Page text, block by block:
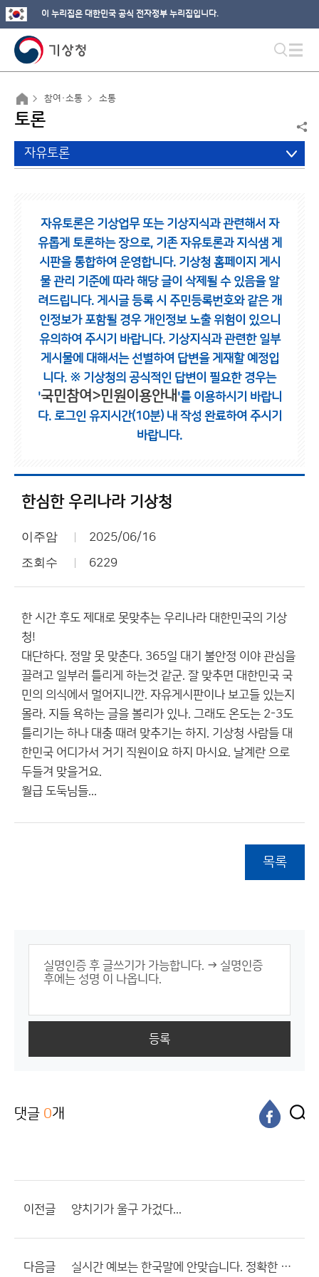
이 누리집은 대한민국 공식 전자정부 누리집입니다.
참여·소통 소통
토론
자유토론
자유토론은 기상업무 또는 기상지식과 관련해서 자
유롭게 토론하는 장으로, 기존 자유토론과 지식샘 게
시판을 통합하여 운영합니다. 기상청 홈페이지 게시
물 관리 기준에 따라 해당 글이 삭제될 수 있음을 알
려드립니다. 게시글 등록 시 주민등록번호와 같은 개
인정보가 포함될 경우 개인정보 노출 위험이 있으니
유의하여 주시기 바랍니다. 기상지식과 관련한 일부
게시물에 대해서는 선별하여 답변을 게재할 예정입
니다. ※ 기상청의 공식적인 답변이 필요한 경우는
'국민참여>민원이용안내 '를 이용하시기 바랍니
다. 로그인 유지시간(10분) 내 작성 완료하여 주시기
바랍니다.
한심한 우리나라 기상청
이주암 2025/06/16
조회수 6229
한 시간 후도 제대로 못맞추는 우리나라 대한민국의 기상
청!
대단하다. 정말 못 맞춘다. 365일 대기 불안정 이야 관심을
끌려고 일부러 틀리게 하는것 같군. 잘 맞추면 대한민국 국
민의 의식에서 멀어지니깐. 자유게시판이나 보고들 있는지
몰라. 지들 욕하는 글을 볼리가 있나. 그래도 온도는 2-3도
틀리기는 하나 대충 때려 맞추기는 하지. 기상청 사람들 대
한민국 어디가서 거기 직원이요 하지 마시요. 날계란 으로
두들겨 맞을거요.
월급 도둑님들...
목록
등록
댓글 0개
이전글 양치기가 울구 가겄다...
다음글 실시간 예보는 한국말에 안맞습니다. 정확한 표현은 그냥 중계입니다.